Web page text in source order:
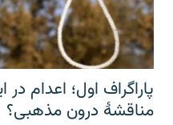
پاراگراف اول؛ اعدام در
مناقشهٔ درون مذهبی؟